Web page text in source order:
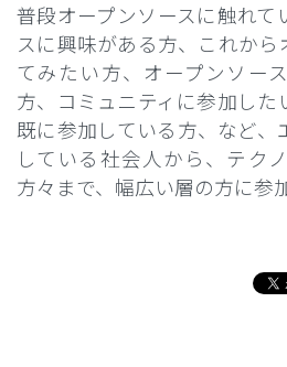
普段オープンソースに触れて
スに興味がある方、これから
てみたい方、オープンソー
方、コミュニティに参加した
既に参加している方、など、
している社会人から、テク
方々まで、幅広い層の方に参